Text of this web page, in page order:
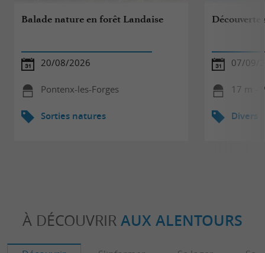
Balade nature en forêt Landaise
20/08/2026
Pontenx-les-Forges
Sorties natures
07/09/
17 m -
Divers
À DÉCOUVRIR AUX ALENTOURS